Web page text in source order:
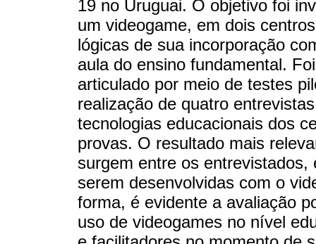
19 no Uruguai. O objetivo foi
um videogame, em dois
lógicas de sua incorporação
aula do ensino fundamental.
articulado por meio de testes
realização de quatro
tecnologias educacionais dos
provas. O resultado mais
surgem entre os
serem desenvolvidas com o
forma, é evidente a avaliação
uso de videogames no nível